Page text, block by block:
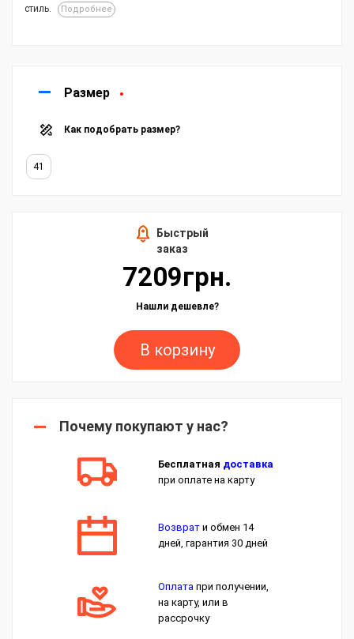
стиль.
Подробнее
Размер
Как подобрать размер?
41
Быстрый
заказ
7209грн.
Нашли дешевле?
В корзину
Почему покупают у нас?
Бесплатная доставка
при оплате на карту
Возврат и обмен 14
дней, гарантия 30 дней
Оплата при получении,
на карту, или в
рассрочку